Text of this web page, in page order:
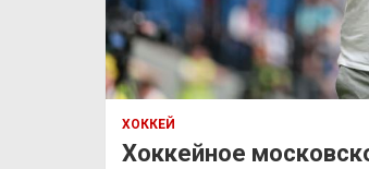
ХОККЕЙ
Хоккейное